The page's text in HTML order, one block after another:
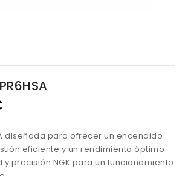
diseñada para ofrecer un encendido
eficiente y un rendimiento óptimo
precisión NGK para un funcionamiento